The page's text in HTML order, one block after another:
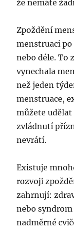
že nemáte
Zpoždění
menstruaci po
nebo déle. To
vynechala
než jeden
menstruace,
můžete
zvládnutí
nevrátí.
Existuje
rozvoji
zahrnují:
nebo
nadměrné